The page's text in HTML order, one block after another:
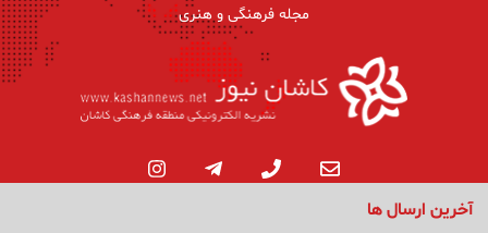
آخرین ارسال ها
مجله فرهنگی و هنری